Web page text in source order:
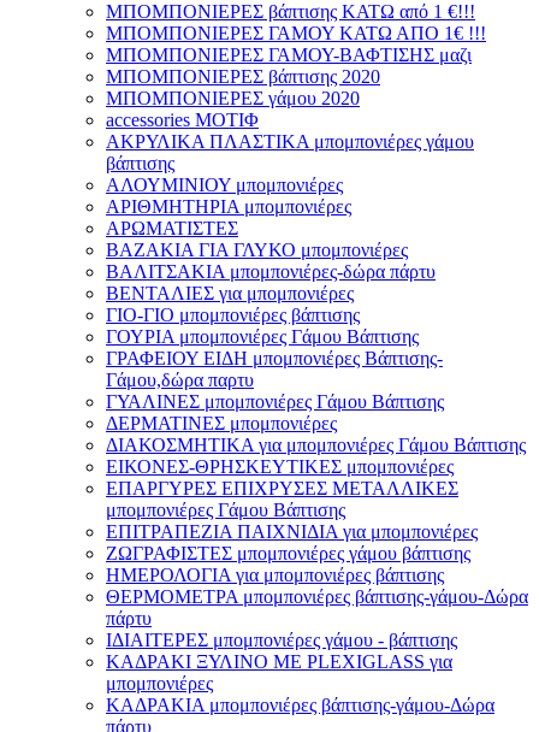
ΜΠΟΜΠΟΝΙΕΡΕΣ βάπτισης ΚΑΤΩ από 1 €!!!
ΜΠΟΜΠΟΝΙΕΡΕΣ ΓΑΜΟΥ ΚΑΤΩ ΑΠΟ 1€ !!!
ΜΠΟΜΠΟΝΙΕΡΕΣ ΓΑΜΟΥ-ΒΑΦΤΙΣΗΣ μαζι
ΜΠΟΜΠΟΝΙΕΡΕΣ βάπτισης 2020
ΜΠΟΜΠΟΝΙΕΡΕΣ γάμου 2020
accessories ΜΟΤΙΦ
ΑΚΡΥΛΙΚΑ ΠΛΑΣΤΙΚΑ μπομπονιέρες γάμου
βάπτισης
ΑΛΟΥΜΙΝΙΟΥ μπομπονιέρες
ΑΡΙΘΜΗΤΗΡΙΑ μπομπονιέρες
ΑΡΩΜΑΤΙΣΤΕΣ
ΒΑΖΑΚΙΑ ΓΙΑ ΓΛΥΚΟ μπομπονιέρες
ΒΑΛΙΤΣΑΚΙΑ μπομπονιέρες-δώρα πάρτυ
ΒΕΝΤΑΛΙΕΣ για μπομπονιέρες
ΓΙΟ-ΓΙΟ μπομπονιέρες βάπτισης
ΓΟΥΡΙΑ μπομπονιέρες Γάμου Βάπτισης
ΓΡΑΦΕΙΟΥ ΕΙΔΗ μπομπονιέρες Βάπτισης-
Γάμου,δώρα παρτυ
ΓΥΑΛΙΝΕΣ μπομπονιέρες Γάμου Βάπτισης
ΔΕΡΜΑΤΙΝΕΣ μπομπονιέρες
ΔΙΑΚΟΣΜΗΤΙΚΑ για μπομπονιέρες Γάμου Βάπτισης
ΕΙΚΟΝΕΣ-ΘΡΗΣΚΕΥΤΙΚΕΣ μπομπονιέρες
ΕΠΑΡΓΥΡΕΣ ΕΠΙΧΡΥΣΕΣ ΜΕΤΑΛΛΙΚΕΣ
μπομπονιέρες Γάμου Βάπτισης
ΕΠΙΤΡΑΠΕΖΙΑ ΠΑΙΧΝΙΔΙΑ για μπομπονιέρες
ΖΩΓΡΑΦΙΣΤΕΣ μπομπονιέρες γάμου βάπτισης
ΗΜΕΡΟΛΟΓΙΑ για μπομπονιέρες βάπτισης
ΘΕΡΜΟΜΕΤΡΑ μπομπονιέρες βάπτισης-γάμου-Δώρα
πάρτυ
ΙΔΙΑΙΤΕΡΕΣ μπομπονιέρες γάμου - βάπτισης
ΚΑΔΡΑΚΙ ΞΥΛΙΝΟ ΜΕ PLEXIGLASS για
μπομπονιέρες
ΚΑΔΡΑΚΙΑ μπομπονιέρες βάπτισης-γάμου-Δώρα
πάρτυ